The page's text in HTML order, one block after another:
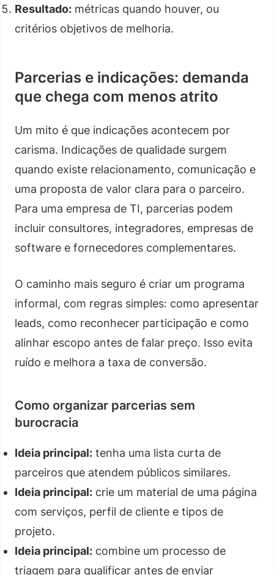
Resultado: métricas quando houver, ou
critérios objetivos de melhoria.
Parcerias e indicações: demanda
que chega com menos atrito
Um mito é que indicações acontecem por
carisma. Indicações de qualidade surgem
quando existe relacionamento, comunicação e
uma proposta de valor clara para o parceiro.
Para uma empresa de TI, parcerias podem
incluir consultores, integradores, empresas de
software e fornecedores complementares.
O caminho mais seguro é criar um programa
informal, com regras simples: como apresentar
leads, como reconhecer participação e como
alinhar escopo antes de falar preço. Isso evita
ruído e melhora a taxa de conversão.
Como organizar parcerias sem
burocracia
Ideia principal: tenha uma lista curta de
parceiros que atendem públicos similares.
Ideia principal: crie um material de uma página
com serviços, perfil de cliente e tipos de
projeto.
Ideia principal: combine um processo de
triagem para qualificar antes de enviar